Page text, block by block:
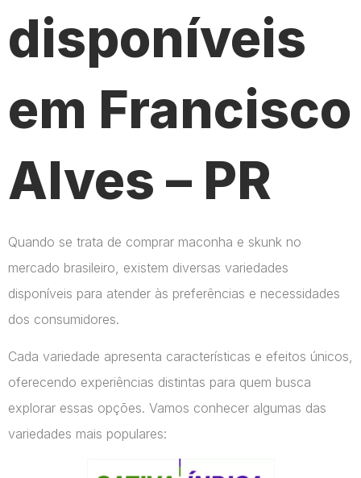
disponíveis
em Francisco
Alves – PR
Quando se trata de comprar maconha e skunk no
mercado brasileiro, existem diversas variedades
disponíveis para atender às preferências e necessidades
dos consumidores.
Cada variedade apresenta características e efeitos únicos,
oferecendo experiências distintas para quem busca
explorar essas opções. Vamos conhecer algumas das
variedades mais populares: